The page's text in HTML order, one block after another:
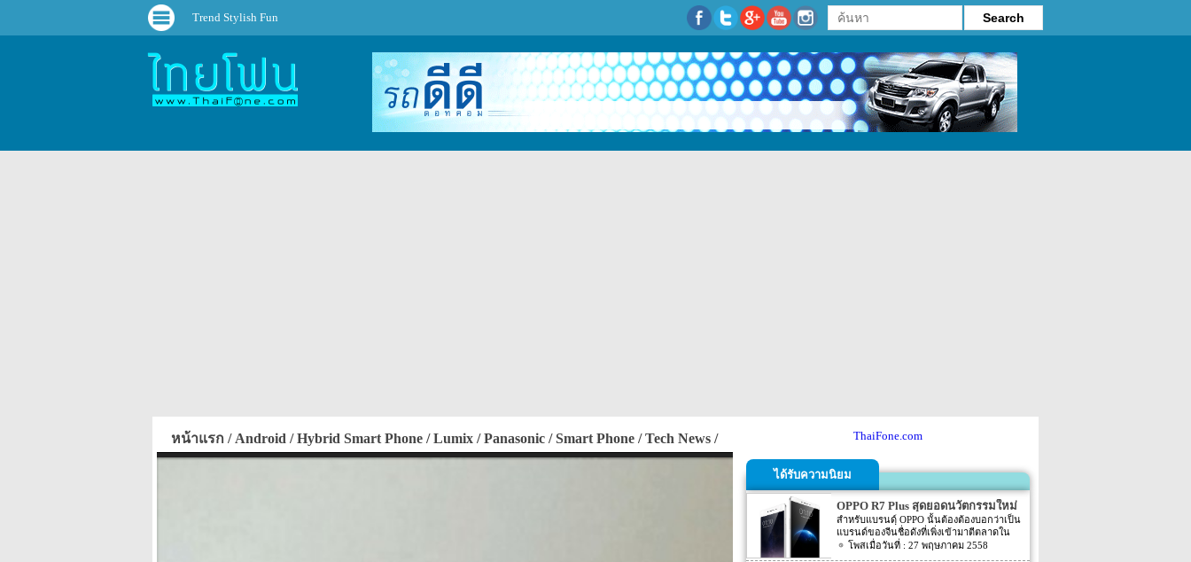
Trend Stylish Fun
หน้าแรก Android Hybrid Smart Phone Lumix Panasonic Smart Phone
Tech News
ThaiFone.com
ได้รับความนิยม
OPPO R7 Plus สุดยอดนวัตกรรมใหม่
ของมือถือปี 2015
สำหรับแบรนด์ฺ OPPO นั้นต้องต้องบอกว่าเป็น
แบรนด์ของจีนชื่อดังที่เพิ่งเข้ามาตีตลาดใน
เมืองไทยได้ไม่นาน และล่าสุดเมื่อกลางเดินที่
27 พฤษภาคม 2558